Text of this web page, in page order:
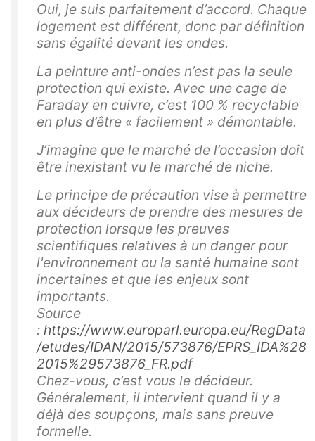
Oui, je suis parfaitement d’accord. Chaque
logement est différent, donc par définition
sans égalité devant les ondes.
La peinture anti-ondes n’est pas la seule
protection qui existe. Avec une cage de
Faraday en cuivre, c’est 100 % recyclable
en plus d’être « facilement » démontable.
J’imagine que le marché de l’occasion doit
être inexistant vu le marché de niche.
Le principe de précaution vise à permettre
aux décideurs de prendre des mesures de
protection lorsque les preuves
scientifiques relatives à un danger pour
l'environnement ou la santé humaine sont
incertaines et que les enjeux sont
importants.
Source
: https://www.europarl.europa.eu/RegData
/etudes/IDAN/2015/573876/EPRS_IDA%28
2015%29573876_FR.pdf
Chez-vous, c’est vous le décideur.
Généralement, il intervient quand il y a
déjà des soupçons, mais sans preuve
formelle.